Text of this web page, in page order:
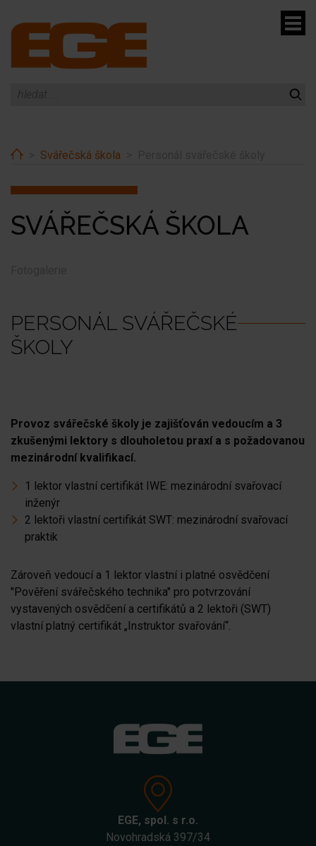
HomeSvářečská škola
SVÁŘEČSKÁ ŠKOLA
PERSONÁL SVÁŘEČSKÉ
ŠKOLY
Provoz svářečské školy je zajišťován vedoucím a 3
zkušenými lektory s dlouholetou praxí a s požadovanou
mezinárodní kvalifikací.
1 lektor vlastní certifikát IWE: mezinárodní svařovací
inženýr
2 lektoři vlastní certifikát SWT: mezinárodní svařovací
praktik
Zároveň vedoucí a 1 lektor vlastní i platné osvědčení
"Pověření svářečského technika" pro potvrzování
vystavených osvědčení a certifikátů a 2 lektoři (SWT)
vlastní platný certifikát „Instruktor svařování“.
EGE, spol. s r.o.
Novohradská 397/34